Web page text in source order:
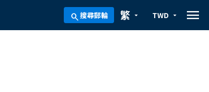
search搜尋郵輪 arrow_drop_down
繁 arrow_drop_down
TWD menu